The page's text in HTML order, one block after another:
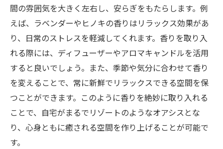
間の雰囲気を大きく左右し、安らぎをもたらします。例
えば、ラベンダーやヒノキの香りはリラックス効果があ
り、日常のストレスを軽減してくれます。香りを取り入
れる際には、ディフューザーやアロマキャンドルを活用
すると良いでしょう。また、季節や気分に合わせて香り
を変えることで、常に新鮮でリラックスできる空間を保
つことができます。このように香りを絶妙に取り入れる
ことで、自宅がまるでリゾートのようなオアシスとな
り、心身ともに癒される空間を作り上げることが可能で
す。